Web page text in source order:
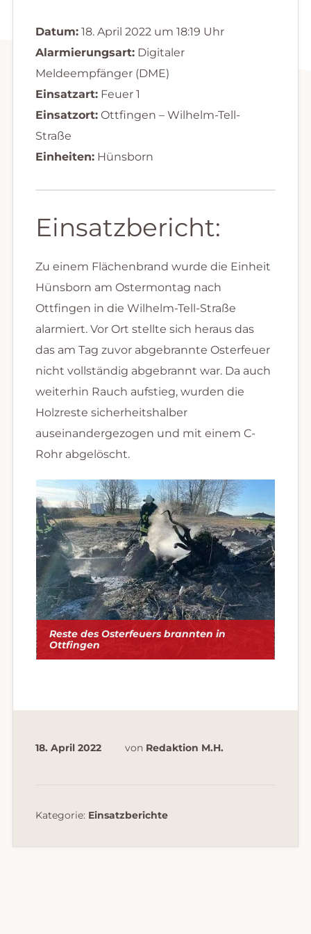
Datum:18. April 2022 um 18:19 Uhr
Alarmierungsart:Digitaler
Meldeempfänger (DME)
Einsatzart:Feuer 1
Einsatzort:Ottfingen – Wilhelm-Tell-
Straße
Einheiten:Hünsborn
Einsatzbericht:
Zu einem Flächenbrand wurde die Einheit
Hünsborn am Ostermontag nach
Ottfingen in die Wilhelm-Tell-Straße
alarmiert. Vor Ort stellte sich heraus das
das am Tag zuvor abgebrannte Osterfeuer
nicht vollständig abgebrannt war. Da auch
weiterhin Rauch aufstieg, wurden die
Holzreste sicherheitshalber
auseinandergezogen und mit einem C-
Rohr abgelöscht.
Reste des Osterfeuers brannten in
Ottfingen
18. April 2022 von Redaktion M.H.
Kategorie: Einsatzberichte